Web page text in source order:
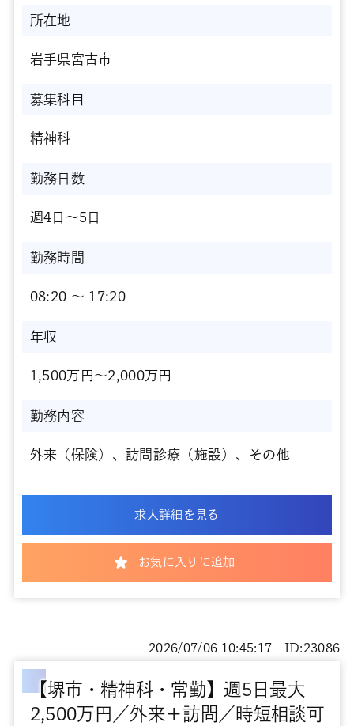
所在地
岩手県宮古市
募集科目
精神科
勤務日数
週4日～5日
勤務時間
08:20 〜 17:20
年収
1,500万円～2,000万円
勤務内容
外来（保険）、訪問診療（施設）、その他
求人詳細を見る
お気に入りに追加
【堺市・精神科・常勤】週5日最大
2,500万円／外来＋訪問／時短相談可
2026/07/06 10:45:17 ID:23086